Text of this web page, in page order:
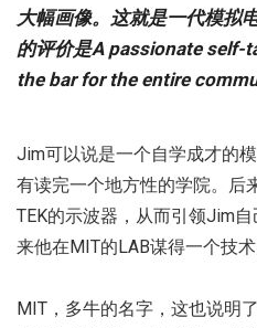
大幅画像。这就是一代模拟
的评价是A passionate self-
the bar for the entire
Jim可以说是一个自学成才的
有读完一个地方性的学院。后
TEK的示波器，从而引领Jim
来他在MIT的LAB谋得一个技术
MIT，多牛的名字，这也说明